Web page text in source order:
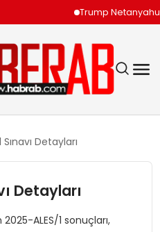
Trump Netanyahu
Detayları
Detayları
ALES/1 sonuçları,